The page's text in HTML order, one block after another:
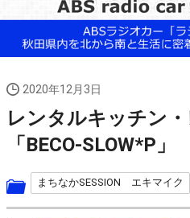
2020年12月3日
レンタルキッチン
「BECO-SLOW*P」
まちなかSESSION エキマイク